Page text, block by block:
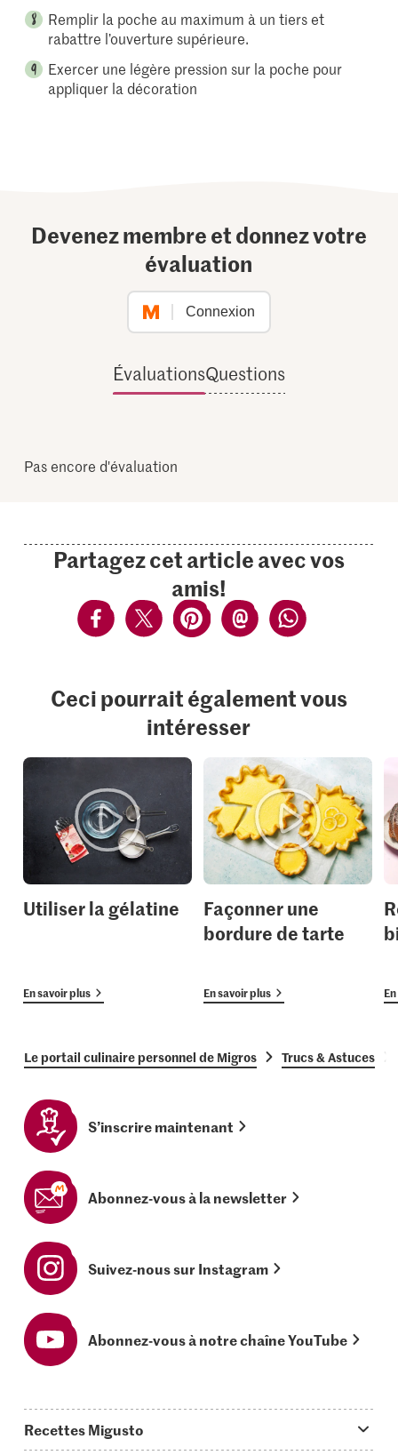
Remplir la poche au maximum à un tiers et
rabattre l’ouverture supérieure.
Exercer une légère pression sur la poche pour
appliquer la décoration
Devenez membre et donnez votre
évaluation
Connexion
ÉvaluationsQuestions
Pas encore d'évaluation
Partagez cet article avec vos
amis!
Ceci pourrait également vous
intéresser
Utiliser la gélatine
En savoir plus
Façonner une
bordure de tarte
En savoir plus
Le portail culinaire personnel de Migros Trucs & Astuces
S’inscrire maintenant
Abonnez-vous à la newsletter
Suivez-nous sur Instagram
Abonnez-vous à notre chaîne YouTube
Recettes Migusto